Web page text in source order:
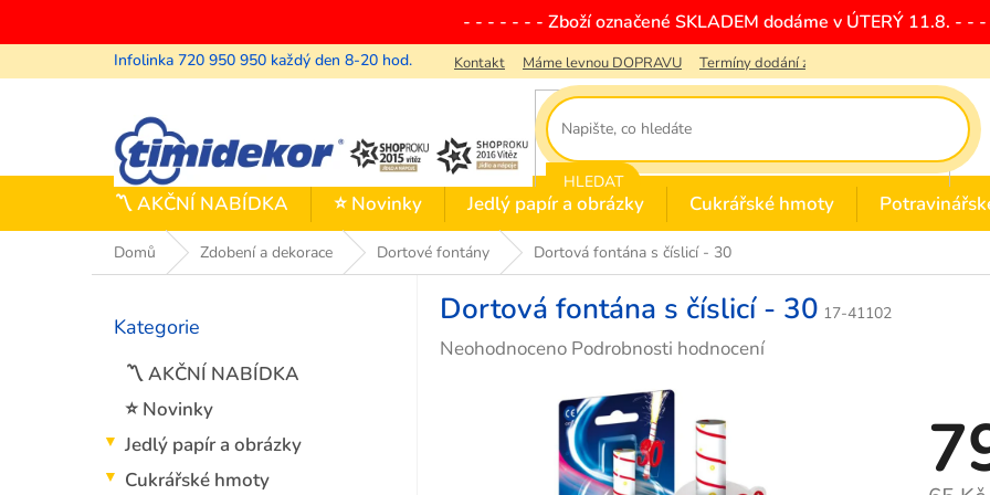
obsah
- - - - - - - Zboží označené SKLADEM dodáme v ÚTERÝ 11.8. - -
Kontakt Máme levnou DOPRAVU Termíny dodání zboží
HLEDAT
〽️ AKČNÍ NABÍDKA ⭐ Novinky Jedlý papír a obrázky Cukrářské hmoty
Domů Zdobení a dekorace Dortové fontány Dortová fontána s číslicí - 30
Přeskočit
Kategorie
〽️ AKČNÍ NABÍDKA
⭐ Novinky
Jedlý papír a obrázky
Cukrářské hmoty
Dortová fontána s číslicí - 30 17-41102
Průměrné
Neohodnoceno Podrobnosti hodnocení